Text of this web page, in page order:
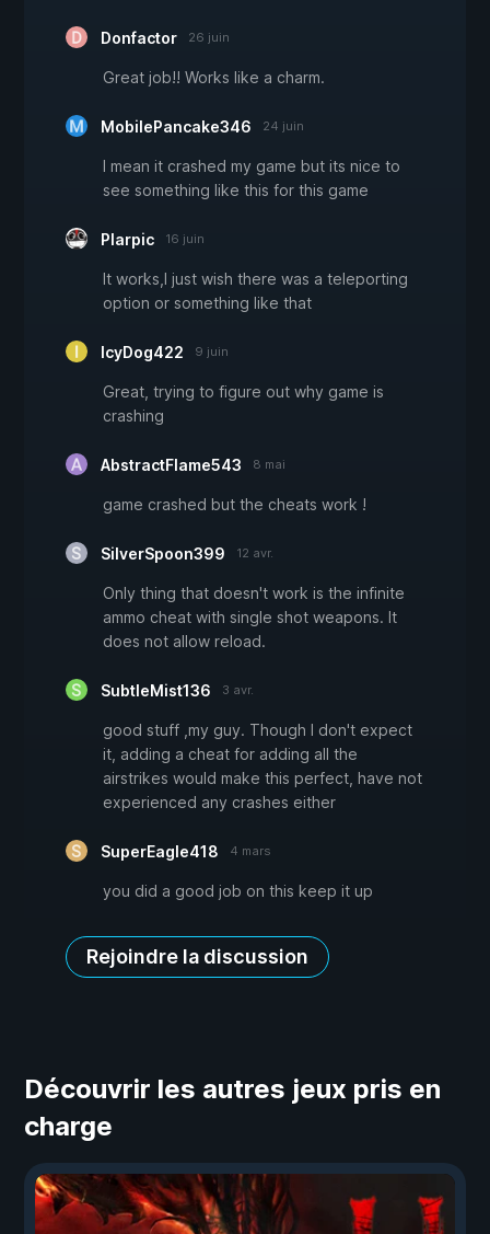
Donfactor 26 juin
Great job!! Works like a charm.
MobilePancake346 24 juin
I mean it crashed my game but its nice to
see something like this for this game
Plarpic 16 juin
It works,I just wish there was a teleporting
option or something like that
IcyDog422 9 juin
Great, trying to figure out why game is
crashing
AbstractFlame543 8 mai
game crashed but the cheats work !
SilverSpoon399 12 avr.
Only thing that doesn't work is the infinite
ammo cheat with single shot weapons. It
does not allow reload.
SubtleMist136 3 avr.
good stuff ,my guy. Though I don't expect
it, adding a cheat for adding all the
airstrikes would make this perfect, have not
experienced any crashes either
SuperEagle418 4 mars
you did a good job on this keep it up
Rejoindre la discussion
Découvrir les autres jeux pris en
charge